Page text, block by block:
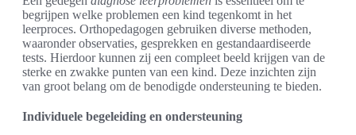
begrijpen welke problemen een kind tegenkomt in het
leerproces. Orthopedagogen gebruiken diverse methoden,
waaronder observaties, gesprekken en gestandaardiseerde
tests. Hierdoor kunnen zij een compleet beeld krijgen van de
sterke en zwakke punten van een kind. Deze inzichten zijn
van groot belang om de benodigde ondersteuning te bieden.
Individuele begeleiding en ondersteuning